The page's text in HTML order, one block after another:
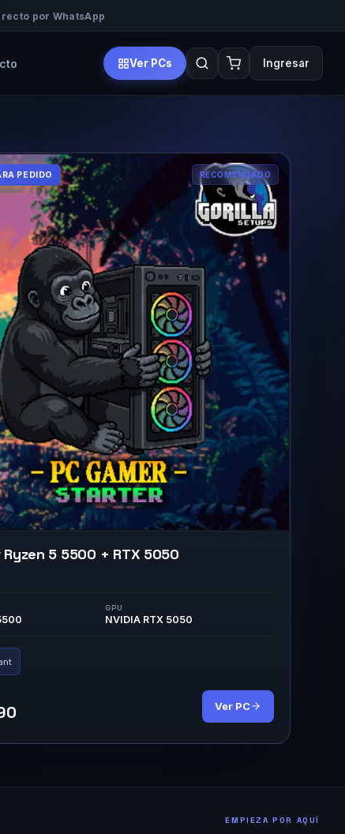
por WhatsApp
Ver PCs Ingresar
PEDIDO RECOMENDADO
5 5500 + RTX 5050
GPU
NVIDIA RTX 5050
Ver PC
EMPIEZA POR AQUÍ